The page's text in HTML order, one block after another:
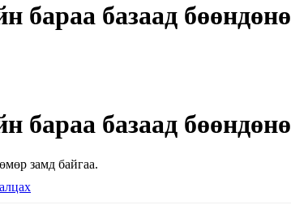
бараа базаад бөөндөнө
бараа базаад бөөндөнө
замд байгаа.